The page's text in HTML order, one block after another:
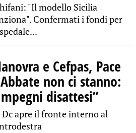
"Il modello Sicilia
Confermati i fondi per
e Cefpas, Pace
non ci stanno:
disattesi”
Dc apre il fronte interno al